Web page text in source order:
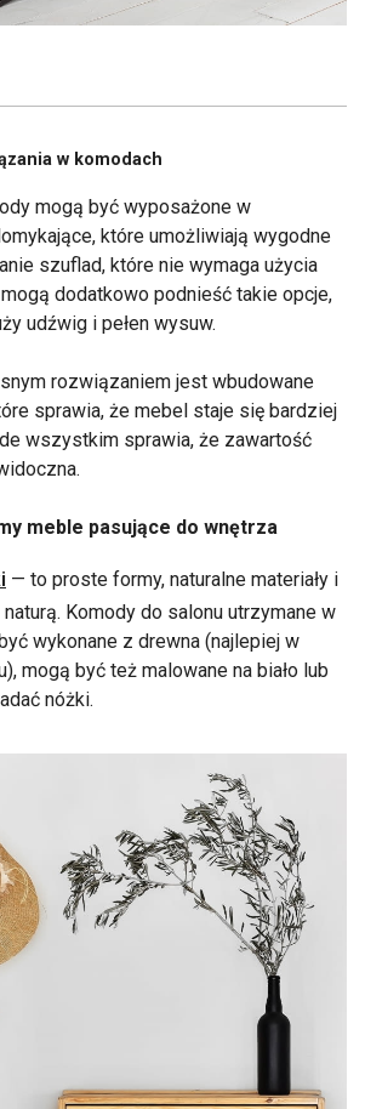
w komodach
mogą być wyposażone w
które umożliwiają wygodne
szuflad, które nie wymaga użycia
dodatkowo podnieść takie opcje,
udźwig i pełen wysuw.
rozwiązaniem jest wbudowane
sprawia, że mebel staje się bardziej
wszystkim sprawia, że zawartość
meble pasujące do wnętrza
— to proste formy, naturalne materiały i
Komody do salonu utrzymane w
wykonane z drewna (najlepiej w
mogą być też malowane na biało lub
nóżki.